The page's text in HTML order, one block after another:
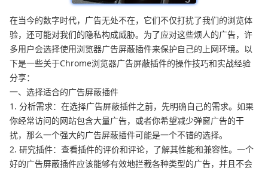
在当今的数字时代，广告无处不在，它们不仅打扰了我们的浏览体
验，还可能对我们的隐私构成威胁。为了应对这些烦人的广告，许
多用户会选择使用浏览器广告屏蔽插件来保护自己的上网环境。以
下是一些关于Chrome浏览器广告屏蔽插件的操作技巧和实战经验
分享：
一、选择适合的广告屏蔽插件
1. 分析需求：在选择广告屏蔽插件之前，先明确自己的需求。如果
你经常访问的网站包含大量广告，或者你希望减少弹窗广告的干
扰，那么一个强大的广告屏蔽插件可能是一个不错的选择。
2. 研究插件：查看插件的评价和评论，了解其性能和兼容性。一个
好的广告屏蔽插件应该能够有效地拦截各种类型的广告，并且不会